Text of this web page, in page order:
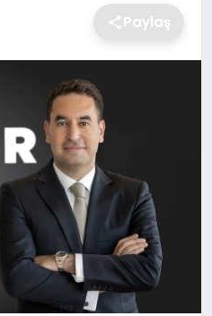
Paylaş